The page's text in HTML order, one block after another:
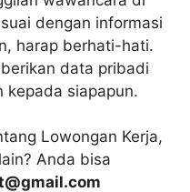
dengan informasi
harap berhati-hati.
data pribadi
kepada siapapun.
Lowongan Kerja,
Anda bisa